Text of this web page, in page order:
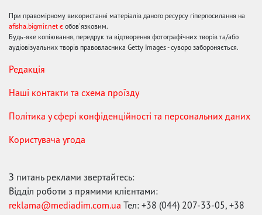
При правомірному використанні матеріалів даного ресурсу гіперпосилання на
afisha.bigmir.net є обов'язковим.
Будь-яке копіювання, передрук та відтворення фотографічних творів та/або
аудіовізуальних творів правовласника Getty Images - суворо забороняється.
Редакція
Наші контакти та схема проїзду
Політика у сфері конфіденційності та персональних даних
Користувача угода
З питань реклами звертайтесь:
Відділ роботи з прямими клієнтами:
reklama@mediadim.com.ua Тел: +38 (044) 207-33-05, +38